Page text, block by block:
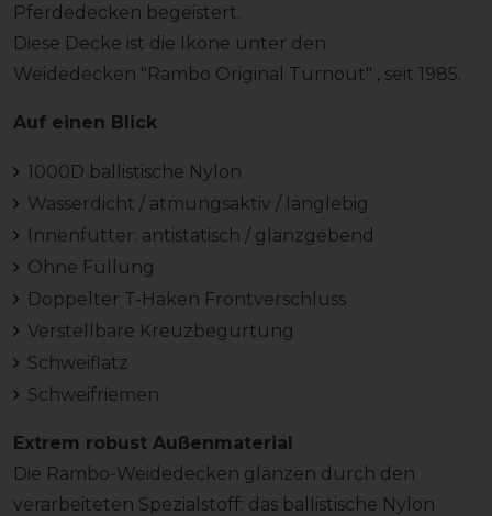
Pferdedecken begeistert.
Diese Decke ist die Ikone unter den
Weidedecken "Rambo Original Turnout" , seit 1985.
Auf einen Blick
1000D ballistische Nylon
Wasserdicht / atmungsaktiv / langlebig
Innenfutter: antistatisch / glanzgebend
Ohne Füllung
Doppelter T-Haken Frontverschluss
Verstellbare Kreuzbegurtung
Schweiflatz
Schweifriemen
Extrem robust Außenmaterial
Die Rambo-Weidedecken glänzen durch den
verarbeiteten Spezialstoff: das ballistische Nylon